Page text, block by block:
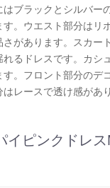
ブラックとシルバー
。ウエスト部分はリ
があります。スカー
るドレスです。カシ
。フロント部分のデ
はレースで透け感があ
イピンクドレ